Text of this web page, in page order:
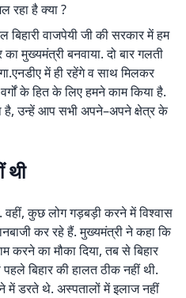
रहा है क्या ?
वाजपेयी जी की सरकार में हम
का मुख्यमंत्री बनवाया. दो बार गलती
में ही रहेंगे व साथ मिलकर
के हित के लिए हमने काम किया है.
है, उन्हें आप सभी अपने–अपने क्षेत्र के
थी
कुछ लोग गड़बड़ी करने में विश्वास
कर रहे हैं. मुख्यमंत्री ने कहा कि
करने का मौका दिया, तब से बिहार
बिहार की हालत ठीक नहीं थी.
में डरते थे. अस्पतालों में इलाज नहीं